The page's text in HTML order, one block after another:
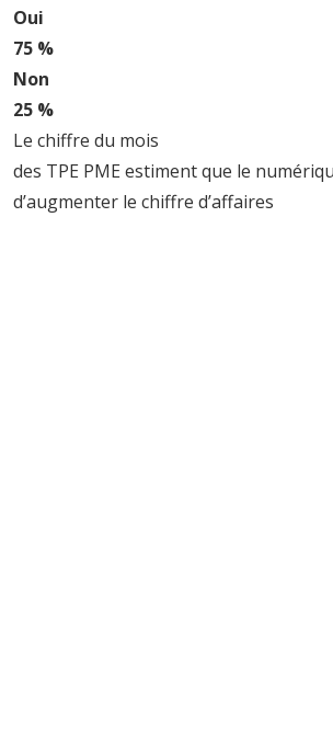
Oui
75 %
Non
25 %
Le chiffre du mois
des TPE PME estiment que le
d’augmenter le chiffre d’affaires